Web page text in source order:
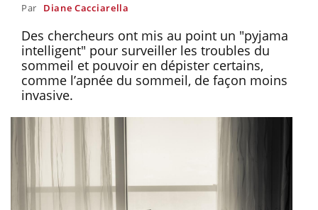
Par Diane Cacciarella
Des chercheurs ont mis au point un "pyjama
intelligent" pour surveiller les troubles du
sommeil et pouvoir en dépister certains,
comme l’apnée du sommeil, de façon moins
invasive.